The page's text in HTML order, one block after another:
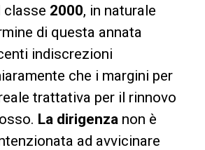
classe 2000, in naturale
di questa annata
indiscrezioni
che i margini per
trattativa per il rinnovo
La dirigenzanon è
ad avvicinare